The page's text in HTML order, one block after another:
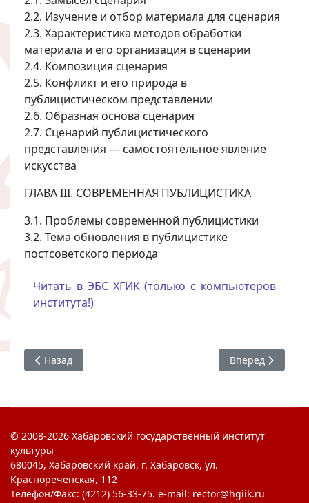
2.2. Изучение и отбор материала для сценария
2.3. Характеристика методов обработки
материала и его организация в сценарии
2.4. Композиция сценария
2.5. Конфликт и его природа в
публицистическом представлении
2.6. Образная основа сценария
2.7. Сценарий публицистического
представления — самостоятельное явление
искусства
ГЛАВА III. СОВРЕМЕННАЯ ПУБЛИЦИСТИКА
3.1. Проблемы современной публицистики
3.2. Тема обновления в публицистике
постсоветского периода
Читать в ЭБС ХГИК (только с компьютеров
института!)
Предыдущий: Публицистика как род литературы
Назад Следующий:
Вперед
© 2008-2026 Хабаровский государственный институт
культуры
680045, Хабаровский край, г. Хабаровск, ул.
Краснореченская, 112
Телефон/Факс: (4212) 56-33-75. e-mail: rector@hgiik.ru